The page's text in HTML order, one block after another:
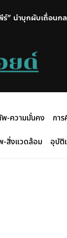
นำบุกผับเถื่อนกล
-ความมั่นคง กา
-สิ่งแวดล้อม อุบัติ